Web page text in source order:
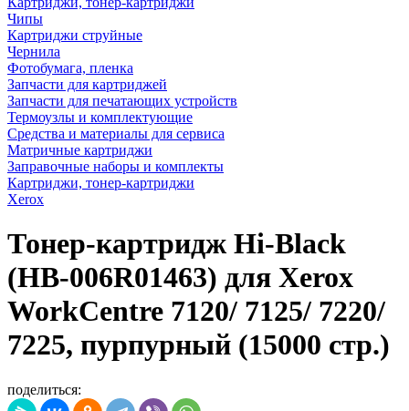
Чипы
Картриджи струйные
Чернила
Фотобумага, пленка
Запчасти для картриджей
Запчасти для печатающих устройств
Термоузлы и комплектующие
Средства и материалы для сервиса
Матричные картриджи
Заправочные наборы и комплекты
Картриджи, тонер-картриджи
Xerox
Тонер-картридж Hi-Black
(HB-006R01463) для Xerox
WorkCentre 7120/ 7125/ 7220/
7225, пурпурный (15000 стр.)
поделиться: